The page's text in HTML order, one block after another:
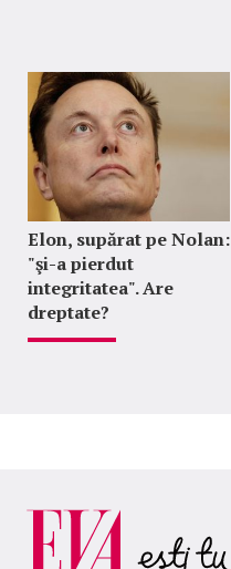
Elon, supărat pe Nolan:
"şi-a pierdut
integritatea". Are
dreptate?